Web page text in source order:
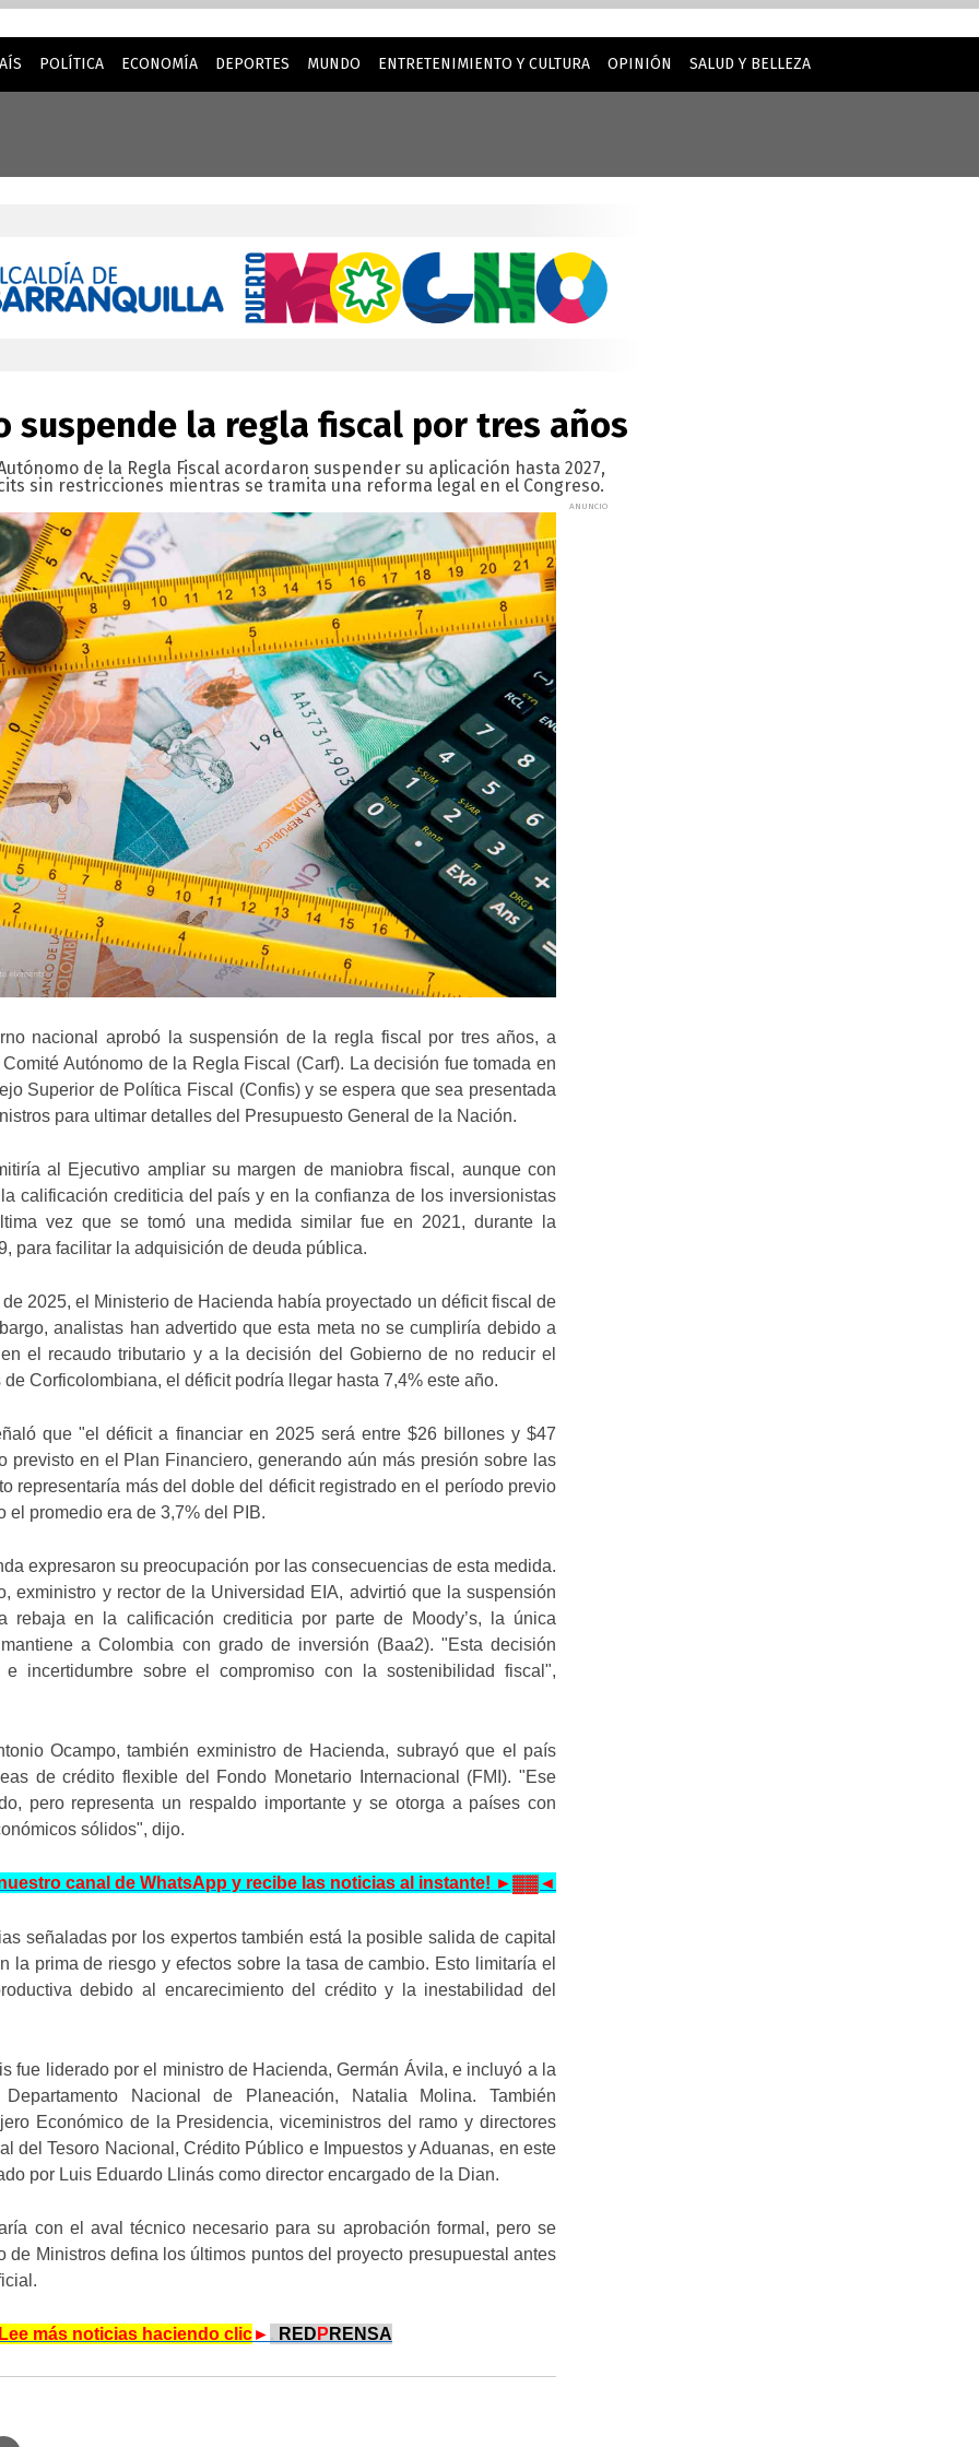
POLÍTICA ECONOMÍA DEPORTES MUNDO ENTRETENIMIENTO Y CULTURA OPINIÓN SALUD Y BELLEZA
suspende la regla fiscal por tres años
de la Regla Fiscal acordaron suspender su aplicación hasta 2027,
sin restricciones mientras se tramita una reforma legal en el Congreso.
nacional aprobó la suspensión de la regla fiscal por tres años, a
Autónomo de la Regla Fiscal (Carf). La decisión fue tomada en
Superior de Política Fiscal (Confis) y se espera que sea presentada
para ultimar detalles del Presupuesto General de la Nación.
al Ejecutivo ampliar su margen de maniobra fiscal, aunque con
calificación crediticia del país y en la confianza de los inversionistas
vez que se tomó una medida similar fue en 2021, durante la
para facilitar la adquisición de deuda pública.
2025, el Ministerio de Hacienda había proyectado un déficit fiscal de
analistas han advertido que esta meta no se cumpliría debido a
el recaudo tributario y a la decisión del Gobierno de no reducir el
Corficolombiana, el déficit podría llegar hasta 7,4% este año.
que "el déficit a financiar en 2025 será entre $26 billones y $47
previsto en el Plan Financiero, generando aún más presión sobre las
representaría más del doble del déficit registrado en el período previo
el promedio era de 3,7% del PIB.
expresaron su preocupación por las consecuencias de esta medida.
exministro y rector de la Universidad EIA, advirtió que la suspensión
rebaja en la calificación crediticia por parte de Moody’s, la única
a Colombia con grado de inversión (Baa2). "Esta decisión
e incertidumbre sobre el compromiso con la sostenibilidad fiscal",
Ocampo, también exministro de Hacienda, subrayó que el país
de crédito flexible del Fondo Monetario Internacional (FMI). "Ese
pero representa un respaldo importante y se otorga a países con
sólidos", dijo.
canal de WhatsApp y recibe las noticias al instante! ►▓▓◄
señaladas por los expertos también está la posible salida de capital
la prima de riesgo y efectos sobre la tasa de cambio. Esto limitaría el
debido al encarecimiento del crédito y la inestabilidad del
fue liderado por el ministro de Hacienda, Germán Ávila, e incluyó a la
Nacional de Planeación, Natalia Molina. También
Económico de la Presidencia, viceministros del ramo y directores
del Tesoro Nacional, Crédito Público e Impuestos y Aduanas, en este
por Luis Eduardo Llinás como director encargado de la Dian.
con el aval técnico necesario para su aprobación formal, pero se
de Ministros defina los últimos puntos del proyecto presupuestal antes
más noticias haciendo clic► RED P RENSA